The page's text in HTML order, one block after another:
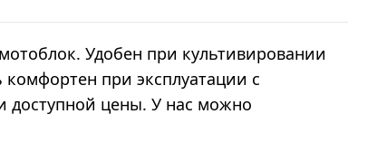
Удобен при культивировании
при эксплуатации с
доступной цены. У нас можно